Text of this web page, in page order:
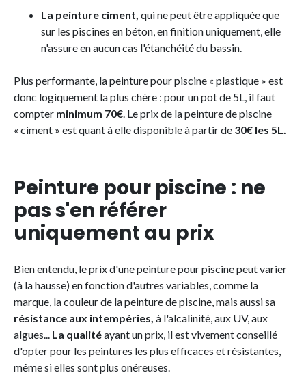
La peinture ciment, qui ne peut être appliquée que
sur les piscines en béton, en finition uniquement, elle
n'assure en aucun cas l'étanchéité du bassin.
Plus performante, la peinture pour piscine « plastique » est
donc logiquement la plus chère : pour un pot de 5L, il faut
compter minimum 70€ . Le prix de la peinture de piscine
« ciment » est quant à elle disponible à partir de 30€ les 5L.
Peinture pour piscine : ne
pas s'en référer
uniquement au prix
Bien entendu, le prix d'une peinture pour piscine peut varier
(à la hausse) en fonction d'autres variables, comme la
marque, la couleur de la peinture de piscine, mais aussi sa
résistance aux intempéries, à l'alcalinité, aux UV, aux
algues... La qualitéayant un prix, il est vivement conseillé
d'opter pour les peintures les plus efficaces et résistantes,
même si elles sont plus onéreuses.